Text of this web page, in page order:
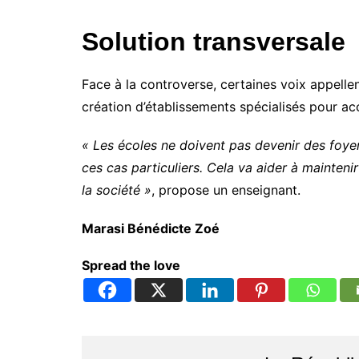
Solution transversale
Face à la controverse, certaines voix
création d’établissements spécialisés pour
« Les écoles ne doivent pas devenir des
ces cas particuliers. Cela va aider à
la société », propose un enseignant.
Marasi Bénédicte Zoé
Spread the love